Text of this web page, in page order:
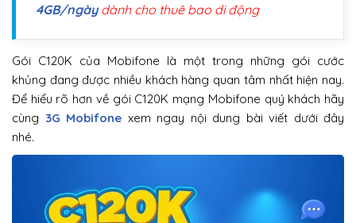
4GB/ngày dành cho thuê bao di động
Gói C120K của Mobifone là một trong những gói cước
khủng đang được nhiều khách hàng quan tâm nhất hiện nay.
Để hiểu rõ hơn về gói C120K mạng Mobifone quý khách hãy
cùng 3G Mobifone xem ngay nội dung bài viết dưới đây
nhé.